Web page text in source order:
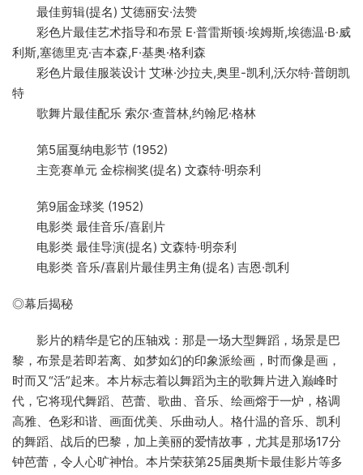
最佳剪辑(提名) 艾德丽安·法赞
彩色片最佳艺术指导和布景 E·普雷斯顿·埃姆斯,埃德温·B·威
利斯,塞德里克·吉本森,F·基奥·格利森
彩色片最佳服装设计 艾琳·沙拉夫,奥里-凯利,沃尔特·普朗凯
特
歌舞片最佳配乐 索尔·查普林,约翰尼·格林
第5届戛纳电影节 (1952)
主竞赛单元 金棕榈奖(提名) 文森特·明奈利
第9届金球奖 (1952)
电影类 最佳音乐/喜剧片
电影类 最佳导演(提名) 文森特·明奈利
电影类 音乐/喜剧片最佳男主角(提名) 吉恩·凯利
◎幕后揭秘
影片的精华是它的压轴戏：那是一场大型舞蹈，场景是巴
黎，布景是若即若离、如梦如幻的印象派绘画，时而像是画，
时而又“活”起来。本片标志着以舞蹈为主的歌舞片进入巅峰时
代，它将现代舞蹈、芭蕾、歌曲、音乐、绘画熔于一炉，格调
高雅、色彩和谐、画面优美、乐曲动人。格什温的音乐、凯利
的舞蹈、战后的巴黎，加上美丽的爱情故事，尤其是那场17分
钟芭蕾，令人心旷神怡。本片荣获第25届奥斯卡最佳影片等多